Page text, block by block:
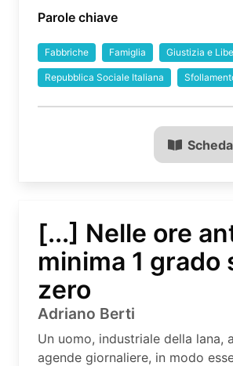
Parole chiave
Fabbriche Famiglia Giustizia e
Repubblica Sociale Italiana
[...] Nelle ore
minima 1 grado
zero
Adriano Berti
Un uomo, industriale della lana,
agende giornaliere, in modo